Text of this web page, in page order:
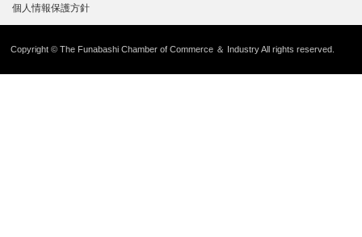
個人情報保護方針
Copyright © The Funabashi Chamber of Commerce ＆ Industry All rights reserved.